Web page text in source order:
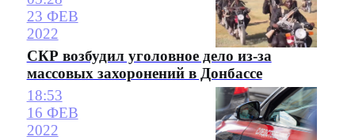
23 ФЕВ
2022
СКР возбудил уголовное дело из-за
массовых захоронений в Донбассе
18:53
16 ФЕВ
2022